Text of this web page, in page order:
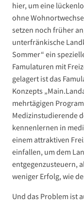
hier, um eine
ohne
setzen noch früher
unterfränkische
Sommer“ ein
Famulaturen mit
gelagert ist das
Konzepts
mehrtägigen
Medizinstudierende
kennenlernen in
einem attraktiven
einfallen, um dem
entgegenzusteuern,
weniger Erfolg, wie
Und das Problem ist